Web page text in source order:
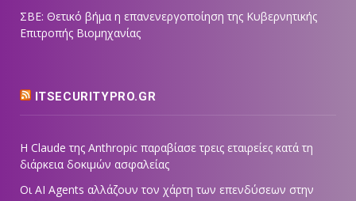
ΣΒΕ: Θετικό βήμα η επανενεργοποίηση της Κυβερνητικής
Επιτροπής Βιομηχανίας
ITSECURITYPRO.GR
Η Claude της Anthropic παραβίασε τρεις εταιρείες κατά τη
διάρκεια δοκιμών ασφαλείας
Οι AI Agents αλλάζουν τον χάρτη των επενδύσεων στην